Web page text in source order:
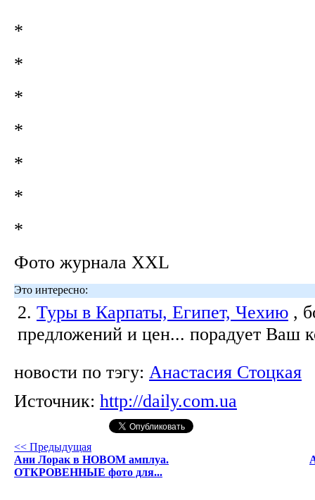
*
*
*
*
*
*
*
Фото журнала XXL
Это интересно:
2. Туры в Карпаты, Египет, Чехию ,
предложений и цен... порадует Ваш
новости по тэгу: Анастасия Стоцкая
Источник: http://daily.com.ua
<< Предыдущая
Ани Лорак в НОВОМ амплуа.
ОТКРОВЕННЫЕ фото для...